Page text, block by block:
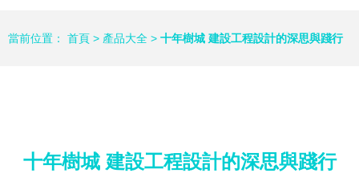
當前位置： 首頁 > 產品大全 > 十年樹城 建設工程設計的深思與踐行
十年樹城 建設工程設計的深思與踐行